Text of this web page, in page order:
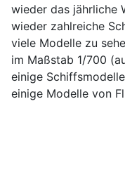
wieder das jährliche
wieder zahlreiche
viele Modelle zu
im Maßstab 1/700
einige
einige Modelle von